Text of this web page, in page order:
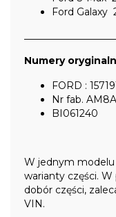
Ford Galaxy
Numery
FORD :
Nr fab.
BI061240
W jednym
warianty części.
dobór części,
VIN.